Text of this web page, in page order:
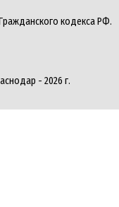
кодекса РФ.
- 2026 г.